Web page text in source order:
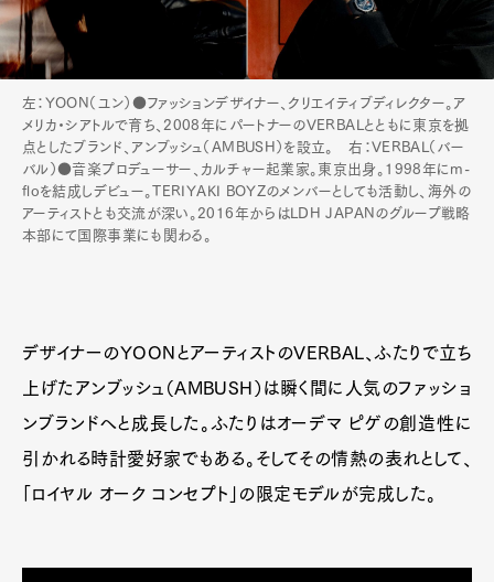
左：YOON（ユン）●ファッションデザイナー、クリエイティブディレクター。ア
メリカ・シアトルで育ち、2008年にパートナーのVERBALとともに東京を拠
点としたブランド、アンブッシュ（AMBUSH）を設立。 右：VERBAL（バー
バル）●音楽プロデューサー、カルチャー起業家。東京出身。1998年にm-
floを結成しデビュー。TERIYAKI BOYZのメンバーとしても活動し、海外の
アーティストとも交流が深い。2016年からはLDH JAPANのグループ戦略
本部にて国際事業にも関わる。
デザイナーのYOONとアーティストのVERBAL、ふたりで立ち
上げたアンブッシュ（AMBUSH）は瞬く間に人気のファッショ
ンブランドへと成長した。ふたりはオーデマ ピゲの創造性に
引かれる時計愛好家でもある。そしてその情熱の表れとして、
「ロイヤル オーク コンセプト」の限定モデルが完成した。